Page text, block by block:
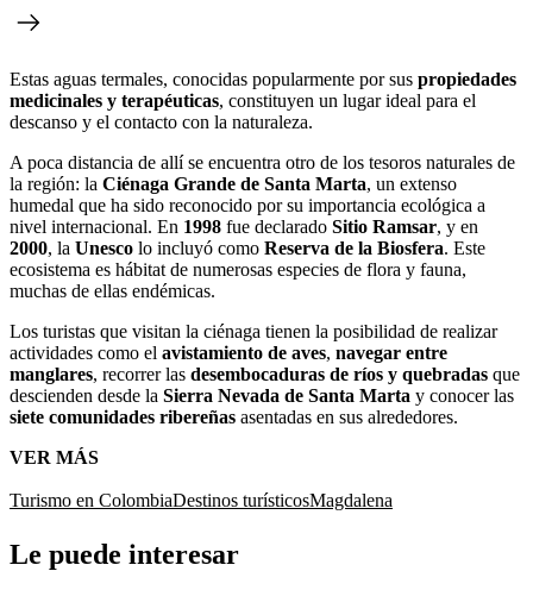
Estas aguas termales, conocidas popularmente por sus propiedades
medicinales y terapéuticas, constituyen un lugar ideal para el
descanso y el contacto con la naturaleza.
A poca distancia de allí se encuentra otro de los tesoros naturales de
la región: la Ciénaga Grande de Santa Marta, un extenso
humedal que ha sido reconocido por su importancia ecológica a
nivel internacional. En 1998 fue declarado Sitio Ramsar, y en
2000, la Unesco lo incluyó como Reserva de la Biosfera. Este
ecosistema es hábitat de numerosas especies de flora y fauna,
muchas de ellas endémicas.
Los turistas que visitan la ciénaga tienen la posibilidad de realizar
actividades como el avistamiento de aves, navegar entre
manglares, recorrer las desembocaduras de ríos y quebradas que
descienden desde la Sierra Nevada de Santa Marta y conocer las
siete comunidades ribereñas asentadas en sus alrededores.
VER MÁS
Turismo en ColombiaDestinos turísticosMagdalena
Le puede interesar